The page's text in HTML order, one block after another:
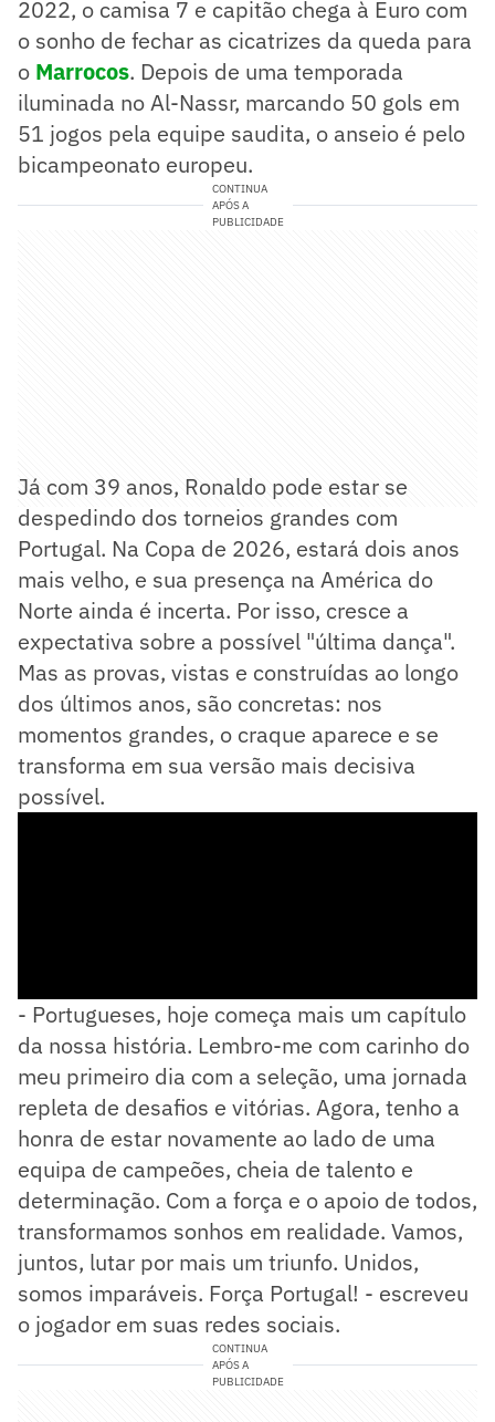
2022, o camisa 7 e capitão chega à Euro com
o sonho de fechar as cicatrizes da queda para
o Marrocos. Depois de uma temporada
iluminada no Al-Nassr, marcando 50 gols em
51 jogos pela equipe saudita, o anseio é pelo
bicampeonato europeu.
CONTINUA
APÓS A
PUBLICIDADE
Já com 39 anos, Ronaldo pode estar se
despedindo dos torneios grandes com
Portugal. Na Copa de 2026, estará dois anos
mais velho, e sua presença na América do
Norte ainda é incerta. Por isso, cresce a
expectativa sobre a possível "última dança".
Mas as provas, vistas e construídas ao longo
dos últimos anos, são concretas: nos
momentos grandes, o craque aparece e se
transforma em sua versão mais decisiva
possível.
- Portugueses, hoje começa mais um capítulo
da nossa história. Lembro-me com carinho do
meu primeiro dia com a seleção, uma jornada
repleta de desafios e vitórias. Agora, tenho a
honra de estar novamente ao lado de uma
equipa de campeões, cheia de talento e
determinação. Com a força e o apoio de todos,
transformamos sonhos em realidade. Vamos,
juntos, lutar por mais um triunfo. Unidos,
somos imparáveis. Força Portugal! - escreveu
o jogador em suas redes sociais.
CONTINUA
APÓS A
PUBLICIDADE